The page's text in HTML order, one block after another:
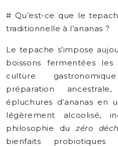
# Qu’est-ce que le
traditionnelle à l’ananas ?
Le tepache s’impose
boissons fermentées
culture
préparation
épluchures d’ananas en
légèrement alcoolisé,
philosophie duzéro
bienfaits probiotiques